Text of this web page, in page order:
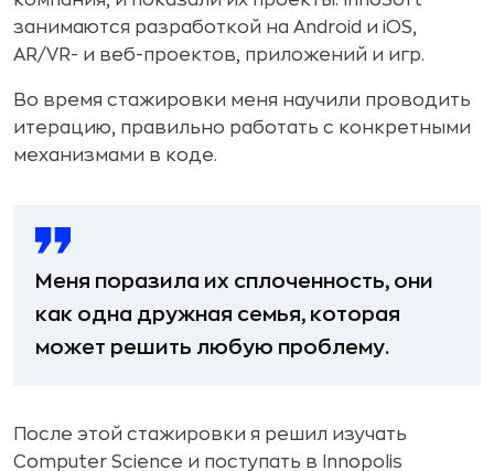
занимаются разработкой на Android и iOS,
AR/VR- и веб-проектов, приложений и игр.
Во время стажировки меня научили проводить
итерацию, правильно работать с конкретными
механизмами в коде.
Меня поразила их сплоченность, они
как одна дружная семья, которая
может решить любую проблему.
После этой стажировки я решил изучать
Computer Science и поступать в Innopolis